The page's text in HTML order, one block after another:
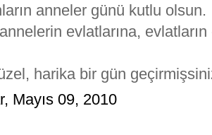
anneler günü kutlu olsun.
evlatlarına,
harika bir gün
Mayıs 09, 2010